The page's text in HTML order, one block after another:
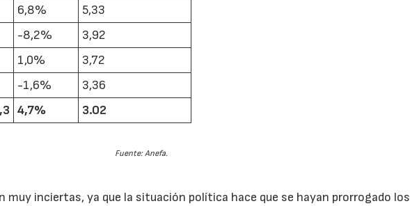
6,8%
5,33
-8,2%
3,92
1,0%
3,72
-1,6%
3,36
4,7% 3.02
Fuente: Anefa.
muy inciertas, ya que la situación política hace que se hayan prorrogado los